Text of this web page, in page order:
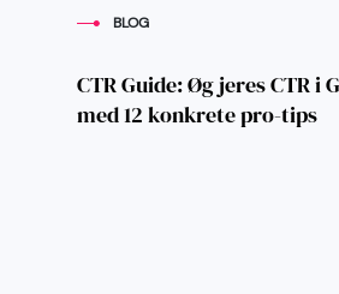
BLOG
CTR Guide: Øg jeres CTR i
med 12 konkrete pro-tips